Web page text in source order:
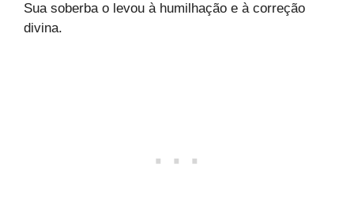
Sua soberba o levou à humilhação e à correção
divina.